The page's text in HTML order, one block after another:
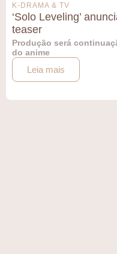
K-DRAMA & TV
‘Solo Leveling’
teaser
Produção será
do anime
Leia mais